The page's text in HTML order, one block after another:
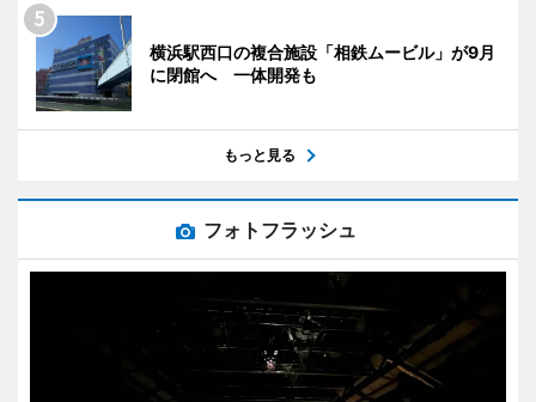
横浜駅西口の複合施設「相鉄ムービル」が9月
に閉館へ 一体開発も
もっと見る
フォトフラッシュ